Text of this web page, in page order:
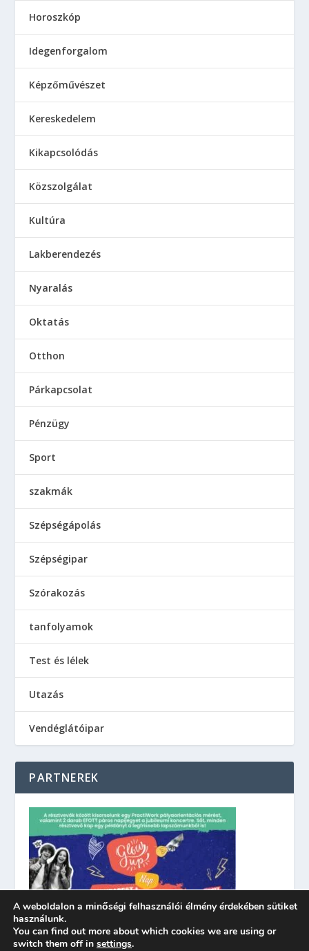
Horoszkóp
Idegenforgalom
Képzőművészet
Kereskedelem
Kikapcsolódás
Közszolgálat
Kultúra
Lakberendezés
Nyaralás
Oktatás
Otthon
Párkapcsolat
Pénzügy
Sport
szakmák
Szépségápolás
Szépségipar
Szórakozás
tanfolyamok
Test és lélek
Utazás
Vendéglátóipar
PARTNEREK
A weboldalon a minőségi felhasználói élmény érdekében sütiket
használunk.
You can find out more about which cookies we are using or
switch them off in settings.